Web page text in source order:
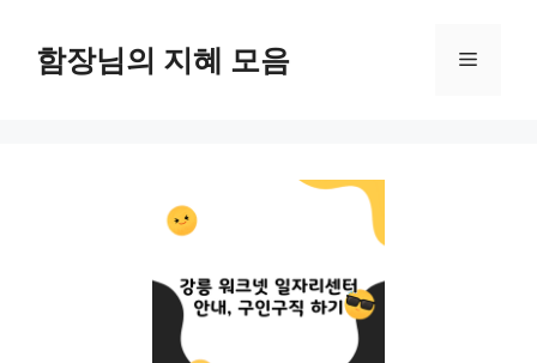
함장님의 지혜 모음 메